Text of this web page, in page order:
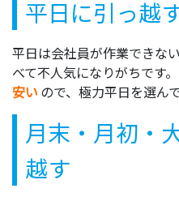
平日に引っ越
平日は会社員が作業できな
べて不人気になりがちです。
安い ので、極力平日を選ん
月末・月初・
越す